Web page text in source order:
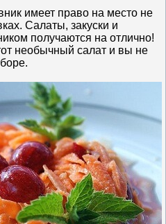
имеет право на место не
Салаты, закуски и
получаются на отлично!
необычный салат и вы не